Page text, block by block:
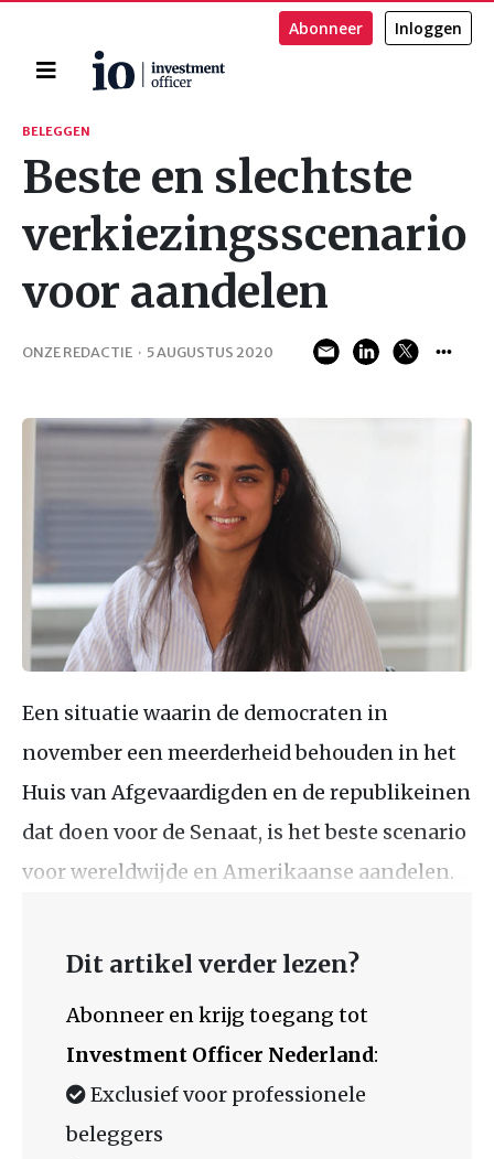
Home
Abonneer Inloggen
Zoeken
BELEGGEN
Beste en slechtste
verkiezingsscenario
voor aandelen
ONZE REDACTIE · 5 AUGUSTUS 2020
Een situatie waarin de democraten in
november een meerderheid behouden in het
Huis van Afgevaardigden en de republikeinen
dat doen voor de Senaat, is het beste scenario
voor wereldwijde en Amerikaanse aandelen.
Dit artikel verder lezen?
Abonneer en krijg toegang tot
Investment Officer Nederland:
Exclusief voor professionele
beleggers